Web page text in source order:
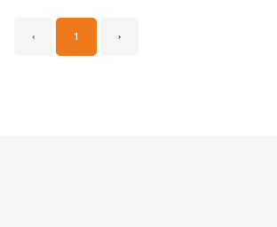
‹ 1 ›